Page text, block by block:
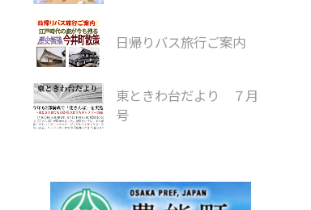
日帰りバス旅行ご案内
東ときわ台だより ７月
号